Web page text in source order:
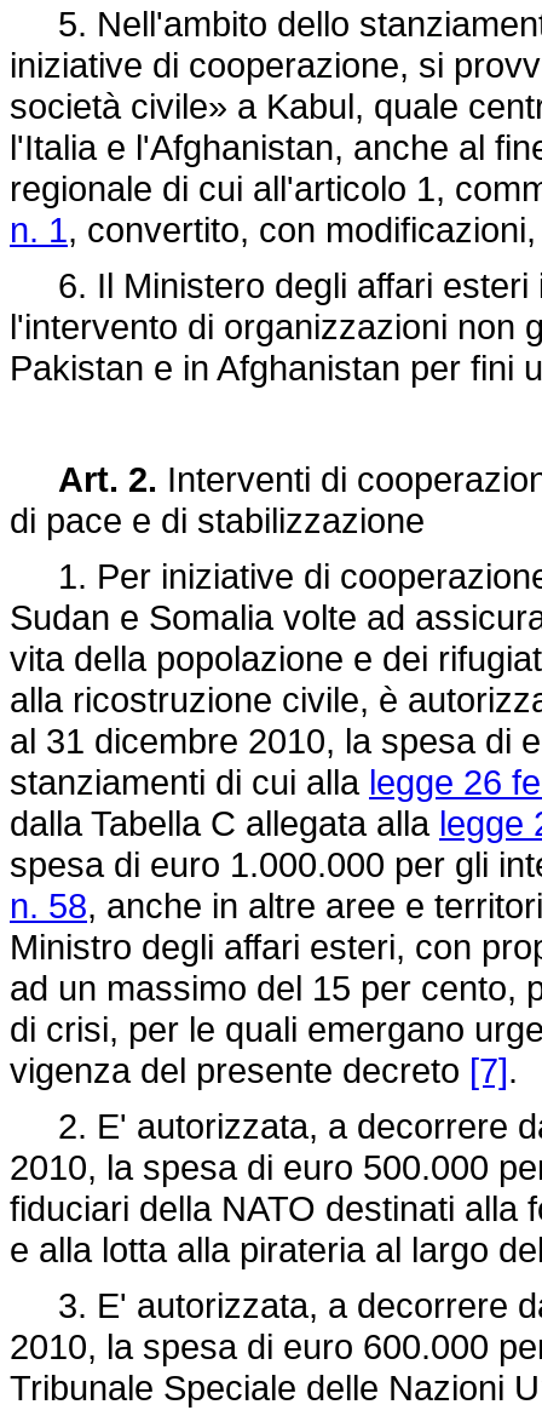
5. Nell'ambito dello
iniziative di cooperazione, si
società civile» a Kabul, quale
l'Italia e l'Afghanistan, anche al
regionale di cui all'articolo 1,
n. 1, convertito, con
6. Il Ministero degli affari esteri
l'intervento di organizzazioni non
Pakistan e in Afghanistan per fini
Art. 2. Interventi di
di pace e di stabilizzazione
1. Per iniziative di
Sudan e Somalia volte ad
vita della popolazione e dei
alla ricostruzione civile, è
al 31 dicembre 2010, la spesa di
stanziamenti di cui alla legge 26
dalla Tabella C allegata alla legge
spesa di euro 1.000.000 per gli
n. 58, anche in altre aree e
Ministro degli affari esteri, con
ad un massimo del 15 per cento,
di crisi, per le quali emergano
vigenza del presente decreto [7].
2. E' autorizzata, a decorrere
2010, la spesa di euro 500.000
fiduciari della NATO destinati alla
e alla lotta alla pirateria al largo
3. E' autorizzata, a decorrere
2010, la spesa di euro 600.000
Tribunale Speciale delle Nazioni